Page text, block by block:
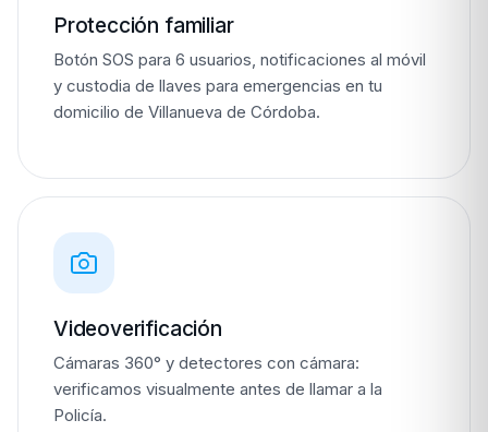
Protección familiar
Botón SOS para 6 usuarios, notificaciones al móvil
y custodia de llaves para emergencias en tu
domicilio de Villanueva de Córdoba.
Videoverificación
Cámaras 360° y detectores con cámara:
verificamos visualmente antes de llamar a la
Policía.